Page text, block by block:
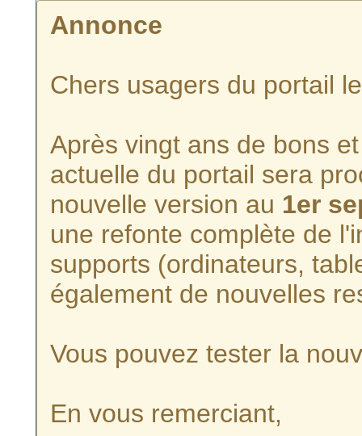
Annonce
Chers usagers du portail
Après vingt ans de bons
actuelle du portail sera
nouvelle version au 1er
une refonte complète de
supports (ordinateurs,
également de nouvelles
Vous pouvez tester la
En vous remerciant,